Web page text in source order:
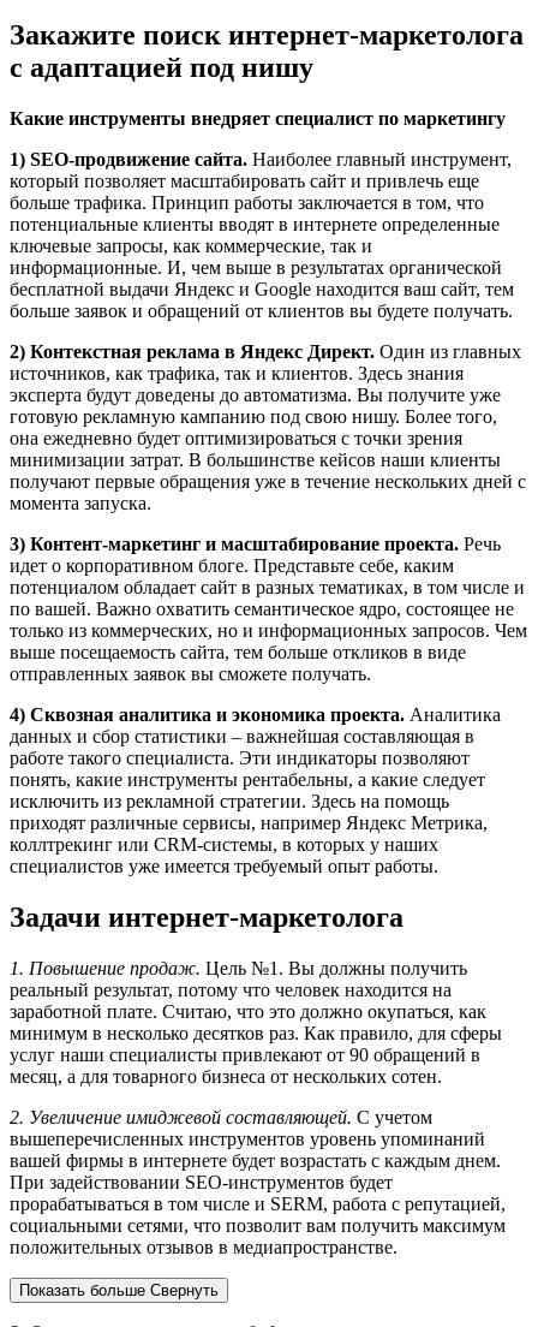
Закажите поиск интернет-маркетолога
с адаптацией под нишу
Какие инструменты внедряет специалист по маркетингу
1) SEO-продвижение сайта. Наиболее главный инструмент,
который позволяет масштабировать сайт и привлечь еще
больше трафика. Принцип работы заключается в том, что
потенциальные клиенты вводят в интернете определенные
ключевые запросы, как коммерческие, так и
информационные. И, чем выше в результатах органической
бесплатной выдачи Яндекс и Google находится ваш сайт, тем
больше заявок и обращений от клиентов вы будете получать.
2) Контекстная реклама в Яндекс Директ. Один из главных
источников, как трафика, так и клиентов. Здесь знания
эксперта будут доведены до автоматизма. Вы получите уже
готовую рекламную кампанию под свою нишу. Более того,
она ежедневно будет оптимизироваться с точки зрения
минимизации затрат. В большинстве кейсов наши клиенты
получают первые обращения уже в течение нескольких дней с
момента запуска.
3) Контент-маркетинг и масштабирование проекта. Речь
идет о корпоративном блоге. Представьте себе, каким
потенциалом обладает сайт в разных тематиках, в том числе и
по вашей. Важно охватить семантическое ядро, состоящее не
только из коммерческих, но и информационных запросов. Чем
выше посещаемость сайта, тем больше откликов в виде
отправленных заявок вы сможете получать.
4) Сквозная аналитика и экономика проекта. Аналитика
данных и сбор статистики – важнейшая составляющая в
работе такого специалиста. Эти индикаторы позволяют
понять, какие инструменты рентабельны, а какие следует
исключить из рекламной стратегии. Здесь на помощь
приходят различные сервисы, например Яндекс Метрика,
коллтрекинг или CRM-системы, в которых у наших
специалистов уже имеется требуемый опыт работы.
Задачи интернет-маркетолога
1. Повышение продаж. Цель №1. Вы должны получить
реальный результат, потому что человек находится на
заработной плате. Считаю, что это должно окупаться, как
минимум в несколько десятков раз. Как правило, для сферы
услуг наши специалисты привлекают от 90 обращений в
месяц, а для товарного бизнеса от нескольких сотен.
2. Увеличение имиджевой составляющей. С учетом
вышеперечисленных инструментов уровень упоминаний
вашей фирмы в интернете будет возрастать с каждым днем.
При задействовании SEO-инструментов будет
прорабатываться в том числе и SERM, работа с репутацией,
социальными сетями, что позволит вам получить максимум
положительных отзывов в медиапространстве.
Показать больше Свернуть